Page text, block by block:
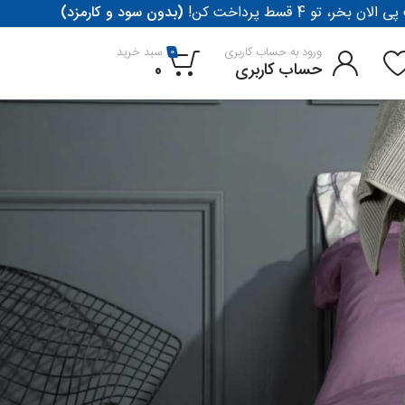
(بدون سود و کارمزد) بخر، تو 4 قسط پرداخت کن
ورود به حساب کاربری
حساب کاربری
0 سبد خرید
0